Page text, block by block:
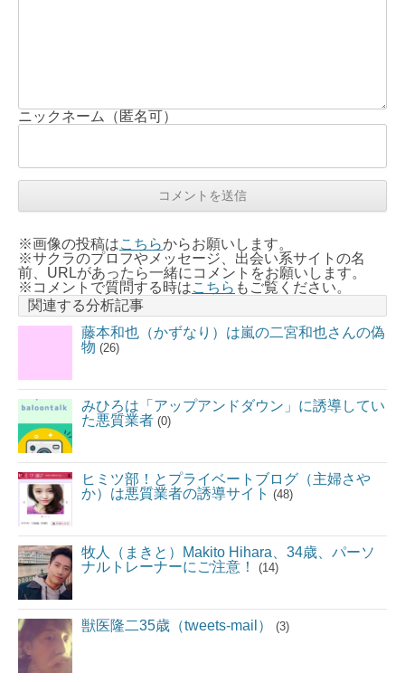
ニックネーム（匿名可）
※画像の投稿はこちらからお願いします。
※サクラのプロフやメッセージ、出会い系サイトの名
前、URLがあったら一緒にコメントをお願いします。
※コメントで質問する時はこちら もご覧ください。
関連する分析記事
藤本和也（かずなり）は嵐の二宮和也さんの偽
物 (26)
みひろは「アップアンドダウン」に誘導してい
た悪質業者 (0)
ヒミツ部！とプライベートブログ（主婦さや
か）は悪質業者の誘導サイト (48)
牧人（まきと）Makito Hihara、34歳、パーソ
ナルトレーナーにご注意！
(14)
獣医隆二35歳（tweets-mail） (3)